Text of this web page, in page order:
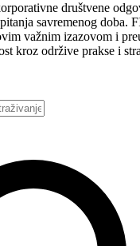
društvene
savremenog doba.
važnim izazovom i
kroz održive prakse i